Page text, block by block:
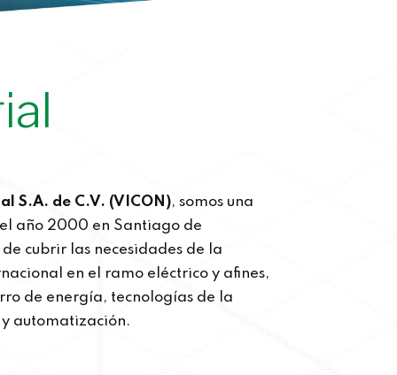
S.A. de C.V. (VICON), somos una
año 2000 en Santiago de
cubrir las necesidades de la
en el ramo eléctrico y afines,
de energía, tecnologías de la
automatización.